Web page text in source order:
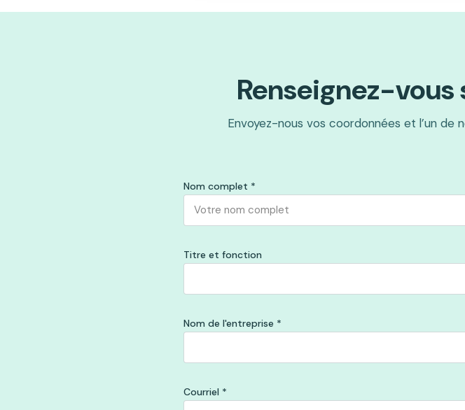
Renseignez-
Envoyez-nous vos coordonnées et l’un
Nom complet *
Titre et fonction
Nom de l'entreprise *
Courriel *